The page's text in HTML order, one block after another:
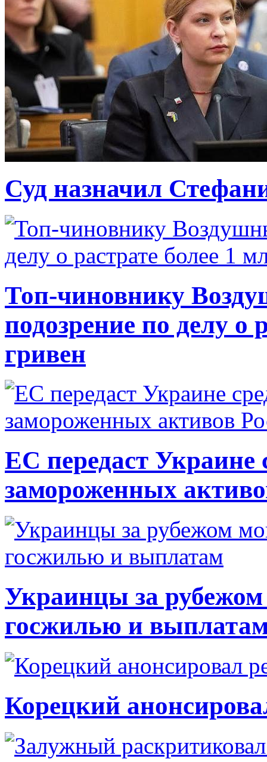
Суд назначил
Топ-чиновнику
подозрение по делу о
гривен
ЕС передаст Украине
замороженных
Украинцы за рубежом
госжилью и
Корецкий